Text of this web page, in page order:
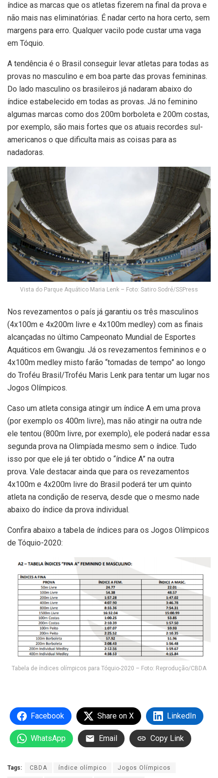
índice as marcas que os atletas fizerem na final da prova e
não mais nas eliminatórias. É nadar certo na hora certo, sem
margens para erro. Qualquer vacilo pode custar uma vaga
em Tóquio.
A tendência é o Brasil conseguir levar atletas para todas as
provas no masculino e em boa parte das provas femininas.
Do lado masculino os brasileiros já nadaram abaixo do
índice estabelecido em todas as provas. Já no feminino
algumas marcas como dos 200m borboleta e 200m costas,
por exemplo, são mais fortes que os atuais recordes sul-
americanos o que dificulta mais as coisas para as
nadadoras.
Vista do Parque Aquático Maria Lenk – Foto: Satiro Sodré/SSPress
Nos revezamentos o país já garantiu os três masculinos
(4x100m e 4x200m livre e 4x100m medley) com as finais
alcançadas no último Campeonato Mundial de Esportes
Aquáticos em Gwangju. Já os revezamentos femininos e o
4x100m medley misto farão “tomadas de tempo” ao longo
do Troféu Brasil/Troféu Maris Lenk para tentar um lugar nos
Jogos Olímpicos.
Caso um atleta consiga atingir um índice A em uma prova
(por exemplo os 400m livre), mas não atingir na outra nde
ele tentou (800m livre, por exemplo), ele poderá nadar essa
segunda prova na Olimpíada mesmo sem o índice. Tudo
isso por que ele já ter obtido o “índice A” na outra
prova. Vale destacar ainda que para os revezamentos
4x100m e 4x200m livre do Brasil poderá ter um quinto
atleta na condição de reserva, desde que o mesmo nade
abaixo do índice da prova individual.
Confira abaixo a tabela de índices para os Jogos Olímpicos
de Tóquio-2020:
Tabela de índices olímpicos para Tóquio-2020 – Foto: Reprodução/CBDA
Facebook Share on X LinkedIn
WhatsApp Email Copy Link
Tags: CBDA índice olímpico Jogos Olímpicos